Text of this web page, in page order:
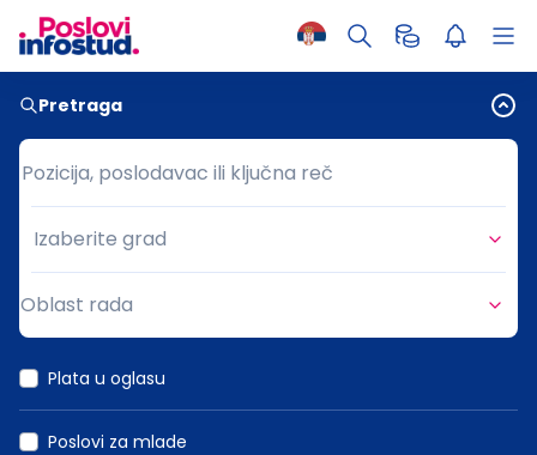
Pretraga
Pozicija, poslodavac ili ključna reč
Pozicija, poslodavac ili ključna reč
Grad
Izaberite grad
Oblast rada
Plata u oglasu
Poslovi za mlade